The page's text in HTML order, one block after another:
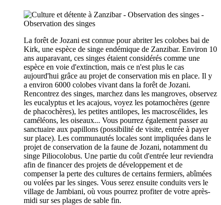
La forêt de Jozani est connue pour abriter les colobes bai de
Kirk, une espèce de singe endémique de Zanzibar. Environ 10
ans auparavant, ces singes étaient considérés comme une
espèce en voie d'extinction, mais ce n'est plus le cas
aujourd'hui grâce au projet de conservation mis en place. Il y
a environ 6000 colobes vivant dans la forêt de Jozani.
Rencontrez des singes, marchez dans les mangroves, observez
les eucalyptus et les acajous, voyez les potamochères (genre
de phacochères), les petites antilopes, les macroscélides, les
caméléons, les oiseaux... Vous pourrez également passer au
sanctuaire aux papillons (possibilité de visite, entrée à payer
sur place). Les communautés locales sont impliquées dans le
projet de conservation de la faune de Jozani, notamment du
singe Piliocolobus. Une partie du coût d'entrée leur reviendra
afin de financer des projets de développement et de
compenser la perte des cultures de certains fermiers, abîmées
ou volées par les singes. Vous serez ensuite conduits vers le
village de Jambiani, où vous pourrez profiter de votre après-
midi sur ses plages de sable fin.